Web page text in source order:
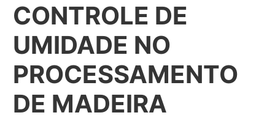
CONTROLE DE
UMIDADE NO
PROCESSAMENTO
DE MADEIRA